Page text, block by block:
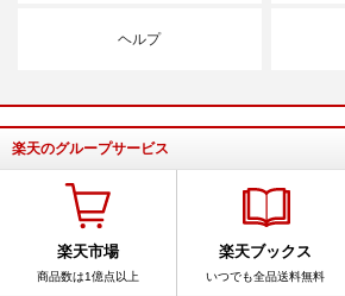
ヘルプ
楽天のグループサービス
楽天市場
商品数は1億点以上
楽天ブックス
いつでも全品送料無料